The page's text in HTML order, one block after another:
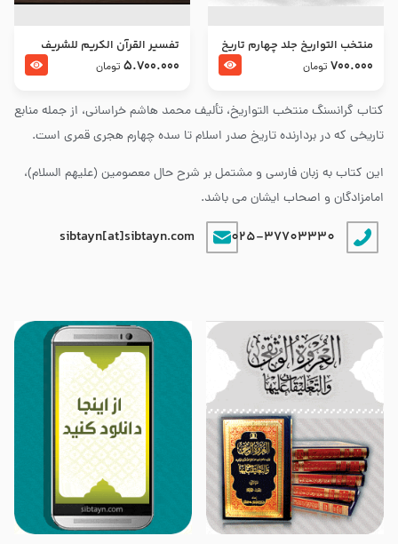
کتاب گرانسنگ منتخب التواريخ، تألیف محمد هاشم خراسانی، از جمله منابع
تاریخی که در بردارنده تاریخ صدر اسلام تا سده چهارم هجری قمری است.
این کتاب به زبان فارسی و مشتمل بر شرح حال معصومین (علیهم السلام)،
امامزادگان و اصحاب ایشان می باشد.
025-37703330
sibtayn[at]sibtayn.com
منتخب التواریخ جلد چهارم تاریخ
امام زین العابدین و امام محمد
700.000 تومان
تفسير القرآن الكريم للشريف
المرتضي قدس سرّه
5.700.000 تومان